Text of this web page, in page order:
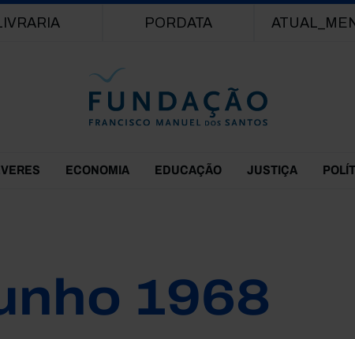
PORDATA
ECONOMIA EDUCAÇÃO JUSTIÇA
1968